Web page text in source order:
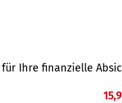
Ihre finanzielle